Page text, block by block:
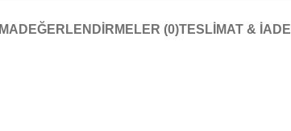
DEĞERLENDIRMELER (0)TESLIMAT & İADE